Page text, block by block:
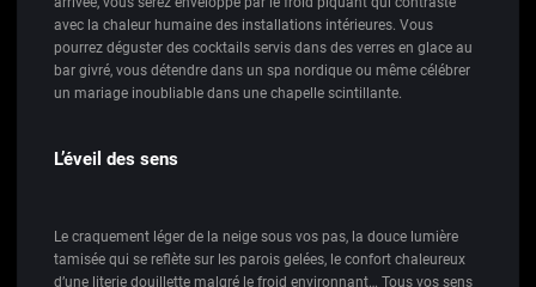
avec la chaleur humaine des installations intérieures. Vous
pourrez déguster des cocktails servis dans des verres en glace au
bar givré, vous détendre dans un spa nordique ou même célébrer
un mariage inoubliable dans une chapelle scintillante.
L’éveil des sens
Le craquement léger de la neige sous vos pas, la douce lumière
tamisée qui se reflète sur les parois gelées, le confort chaleureux
d’une literie douillette malgré le froid environnant… Tous vos sens